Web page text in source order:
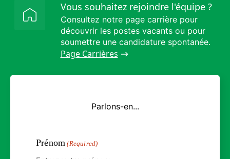
Vous souhaitez rejoindre l'équipe ?
Consultez notre page carrière pour
découvrir les postes vacants ou pour
soumettre une candidature spontanée.
Page Carrières
Parlons-en...
Prénom (Required)